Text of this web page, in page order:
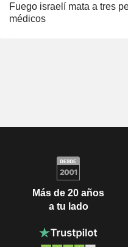
Fuego israelí mata a tres
médicos
Más de 20 años
a tu lado